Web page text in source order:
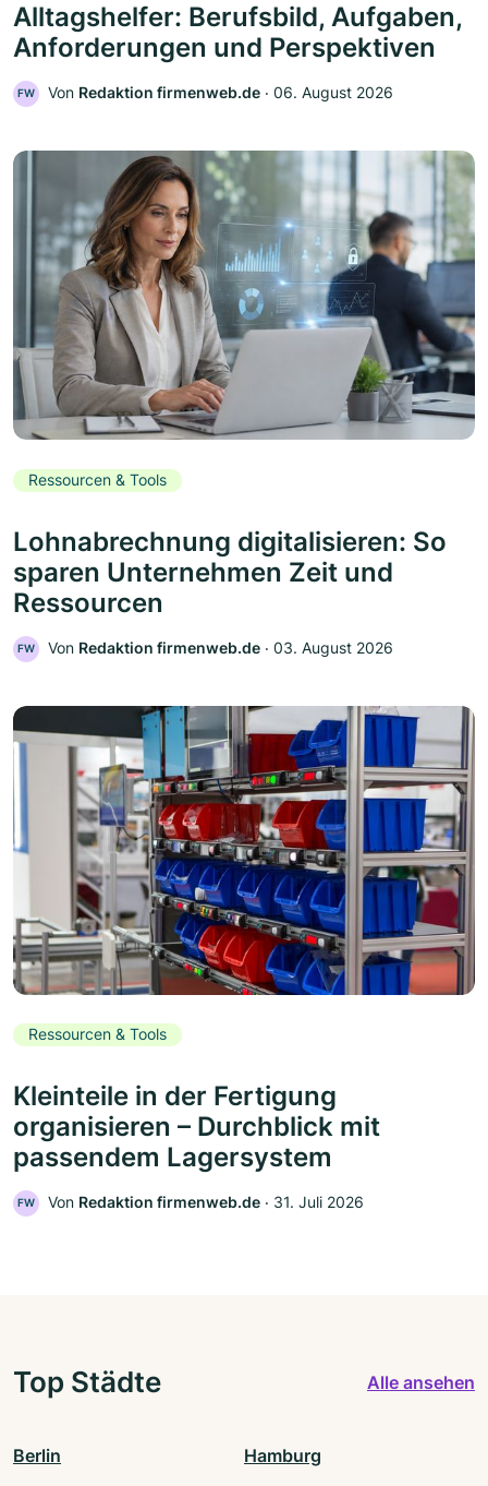
Alltagshelfer: Berufsbild, Aufgaben,
Anforderungen und Perspektiven
FW Von Redaktion firmenweb.de ‧ 06. August 2026
Ressourcen & Tools
Lohnabrechnung digitalisieren: So
sparen Unternehmen Zeit und
Ressourcen
FW Von Redaktion firmenweb.de ‧ 03. August 2026
Ressourcen & Tools
Kleinteile in der Fertigung
organisieren – Durchblick mit
passendem Lagersystem
FW Von Redaktion firmenweb.de ‧ 31. Juli 2026
Top Städte Alle ansehen
Berlin Hamburg